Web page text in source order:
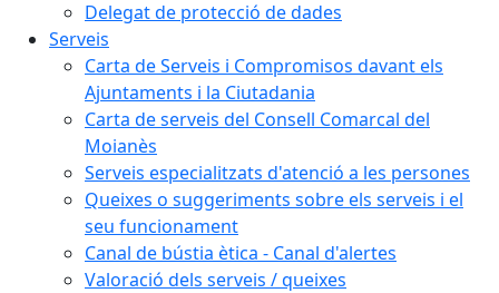
Delegat de protecció de dades
Serveis
Carta de Serveis i Compromisos davant els
Ajuntaments i la Ciutadania
Carta de serveis del Consell Comarcal del
Moianès
Serveis especialitzats d'atenció a les persones
Queixes o suggeriments sobre els serveis i el
seu funcionament
Canal de bústia ètica - Canal d'alertes
Valoració dels serveis / queixes